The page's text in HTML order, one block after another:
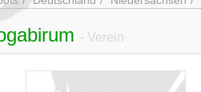
- Verein